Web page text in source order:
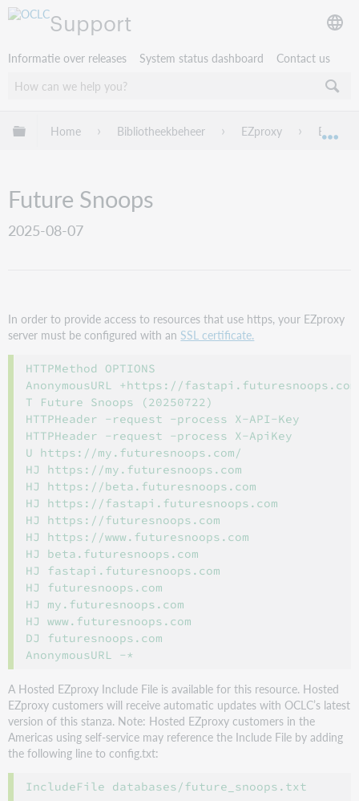
Support
Informatie over releases System status dashboard Contact us
Mondiale hiërarchie uitvouwen / samenvouwen
Home Bibliotheekbeheer EZproxy
Future Snoops
2025-08-07
In order to provide access to resources that use https, your EZproxy
server must be configured with an SSL certificate.
HTTPMethod OPTIONS
AnonymousURL +https://
T Future Snoops (20250722)
HTTPHeader -request -process X-API-Key
HTTPHeader -request -process X-ApiKey
U https://my.futuresnoops.com/
HJ https://my.futuresnoops.com
HJ https://beta.futuresnoops.com
HJ https://fastapi.futuresnoops.com
HJ https://futuresnoops.com
HJ https://www.futuresnoops.com
HJ beta.futuresnoops.com
HJ fastapi.futuresnoops.com
HJ futuresnoops.com
HJ my.futuresnoops.com
HJ www.futuresnoops.com
DJ futuresnoops.com
A Hosted EZproxy Include File is available for this resource. Hosted
EZproxy customers will receive automatic updates with OCLC’s latest
version of this stanza. Note: Hosted EZproxy customers in the
Americas using self-service may reference the Include File by adding
the following line to config.txt: